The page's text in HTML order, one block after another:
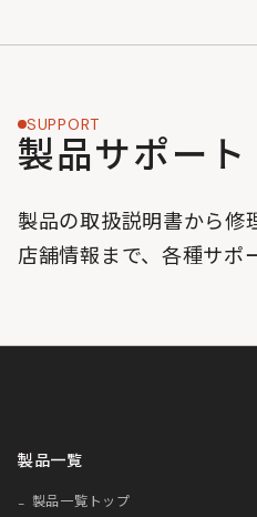
SUPPORT
製品サポート
製品の取扱説明書から修
店舗情報まで、各種サポ
製品一覧
製品一覧トップ